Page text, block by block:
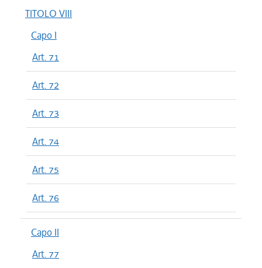
TITOLO VIII
Capo I
Art. 71
Art. 72
Art. 73
Art. 74
Art. 75
Art. 76
Capo II
Art. 77